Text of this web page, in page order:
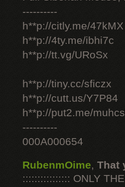
----------
h**p://citly.me/47kMX
h**p://4ty.me/ibhi7c
h**p://tt.vg/URoSx
h**p://tiny.cc/sficzx
h**p://cutt.us/Y7P84
h**p://put2.me/
----------
000A000654
RubenmOime, That
:::::::::::::::: ONLY